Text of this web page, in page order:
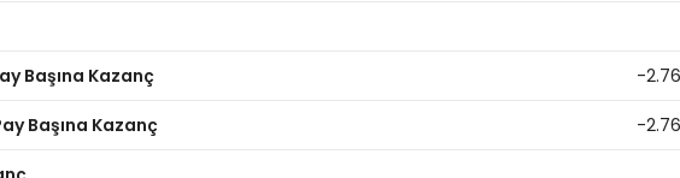
Başına Kazanç -
Başına Kazanç -